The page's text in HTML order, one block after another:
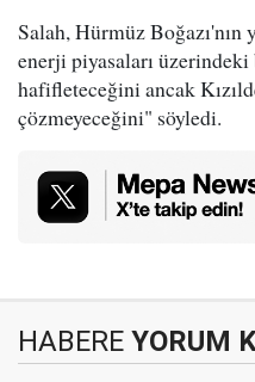
Salah, Hürmüz Boğazı'nın
enerji piyasaları
hafifleteceğini ancak
çözmeyeceğini" söyledi.
HABERE YORUM